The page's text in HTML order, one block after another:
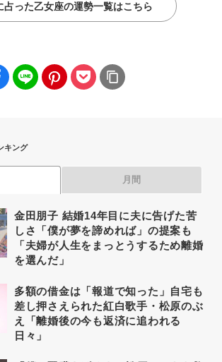
占った乙女座の運勢一覧はこちら
キング
月間
金田朋子 結婚14年目に夫に告げた苦
しさ「僕が夢を諦めれば」の提案も
「夫婦が人生をまっとうするため離婚
を選んだ」
多額の借金は「報道で知った」自宅も
差し押さえられた紅白歌手・松原のぶ
え「離婚後の今も返済に追われる
日々」